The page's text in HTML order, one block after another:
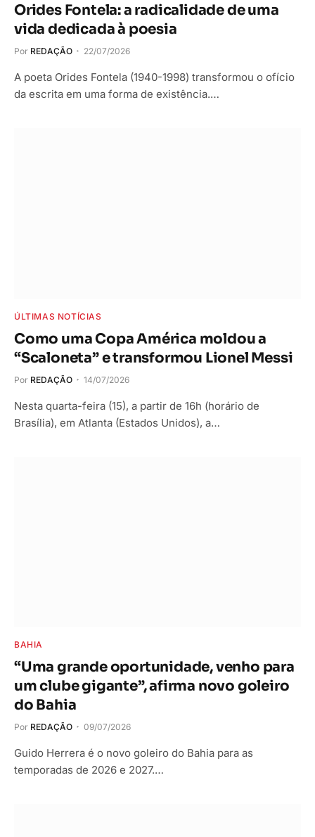
Orides Fontela: a radicalidade de uma
vida dedicada à poesia
Por REDAÇÃO 22/07/2026
A poeta Orides Fontela (1940-1998) transformou o ofício
da escrita em uma forma de existência.…
ÚLTIMAS NOTÍCIAS
Como uma Copa América moldou a
“Scaloneta” e transformou Lionel Messi
Por REDAÇÃO 14/07/2026
Nesta quarta-feira (15), a partir de 16h (horário de
Brasília), em Atlanta (Estados Unidos), a…
BAHIA
“Uma grande oportunidade, venho para
um clube gigante”, afirma novo goleiro
do Bahia
Por REDAÇÃO 09/07/2026
Guido Herrera é o novo goleiro do Bahia para as
temporadas de 2026 e 2027.…